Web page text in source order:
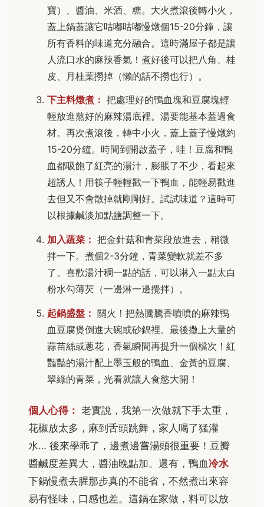
寶）、醬油、米酒、糖。大火煮滾後轉小火，
蓋上鍋蓋讓它咕嘟咕嘟慢燉個15-20分鐘，讓
所有香料的味道充分融合。這時滿屋子都是讓
人流口水的麻辣香氣！煮好後可以把八角、桂
皮、月桂葉撈掉（懶的話不撈也行）。
下主料燉煮： 把處理好的鴨血塊和豆腐塊輕
輕放進熬好的麻辣湯底裡。湯要能基本蓋過食
材。再次煮滾後，轉中小火，蓋上蓋子慢燉約
15-20分鐘。時間到開啟蓋子，哇！豆腐和鴨
血都吸飽了紅亮的湯汁，膨脹了不少，看起來
超誘人！用筷子輕輕戳一下鴨血，能輕易戳進
去但又不會散掉就剛剛好。試試味道？這時可
以根據鹹淡加點鹽調整一下。
加入蔬菜： 把金針菇和青菜段放進去，稍微
拌一下。煮個2-3分鐘，青菜變軟就差不多
了。喜歡湯汁稠一點的話，可以淋入一點太白
粉水勾薄芡（一邊淋一邊攪拌）。
起鍋盛盤： 關火！把熱騰騰香噴噴的麻辣鴨
血豆腐煲倒進大碗或砂鍋裡。最後撒上大量的
蒜苗絲或蔥花，香氣瞬間再提升一個檔次！紅
豔豔的湯汁配上墨玉般的鴨血、金黃的豆腐、
翠綠的青菜，光看就讓人食慾大開！
個人心得： 老實說，我第一次做就下手太重，
花椒放太多，麻到舌頭跳舞，家人喝了猛灌
水… 後來學乖了，邊煮邊嘗湯頭很重要！豆瓣
醬鹹度差異大，醬油晚點加。還有，鴨血冷水
下鍋慢煮去腥那步真的不能省，不然煮出來容
易有怪味，口感也差。這鍋在家做，料可以放